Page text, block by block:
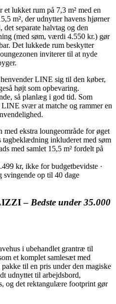
lukket rum på 7,3 m² med en
m², der udnytter havens hjørner
separate halvtag og den
(med søm, værdi 4.550 kr.) gør
Det lukkede rum beskytter
inviterer til at nyde
LINE sig til den køber,
højt som opbevaring.
så planlæg i god tid. Som
svær at matche og rammer en
med ekstra loungeområde for øget
tagbeklædning inkluderet med søm
med samlet 15,5 m² fordelt på
kr, ikke for budgetbevidste ·
op til 40 dage
– Bedste under 35.000
i ubehandlet grantræ til
et komplet samlesæt med
til en pris under den magiske
udnyttet til arbejdsbord,
og det rektangulære footprint gør